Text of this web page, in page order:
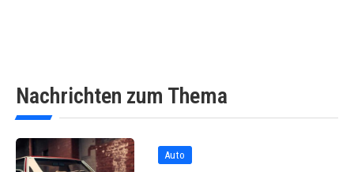
Nachrichten zum Thema
Auto